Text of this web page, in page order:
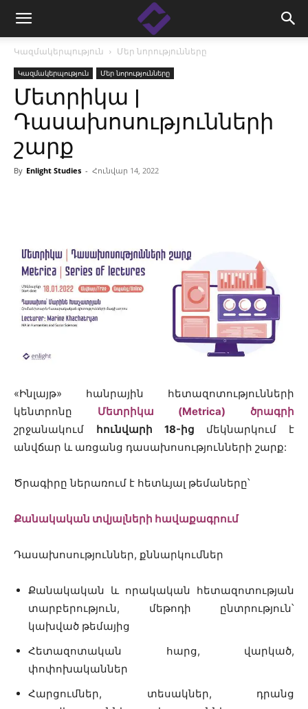
Կազմակերպություն Մեր նորությունները
Կազմակերպություն Մեր նորությունները
Մետրիկա |
Դասախոսությունների
շարք
By Enlight Studies - Հունվար 14, 2022
«Ինլայթ» հանրային հետազոտությունների
կենտրոնը Մետրիկա (Metrica) ծրագրի
շրջանակում հունվարի 18-ից մեկնարկում է
անվճար և առցանց դասախոսությունների շարք:
Ծրագիրը ներառում է հետևյալ թեմաները՝
Քանակական տվյալների հավաքագրում
Դասախոսություններ, քննարկումներ
Քանակական և որակական հետազոտության
տարբերություն, մեթոդի ընտրություն՝
կախված թեմայից
Հետազոտական հարց, վարկած,
փոփոխականներ
Հարցումներ, տեսակներ, դրանց